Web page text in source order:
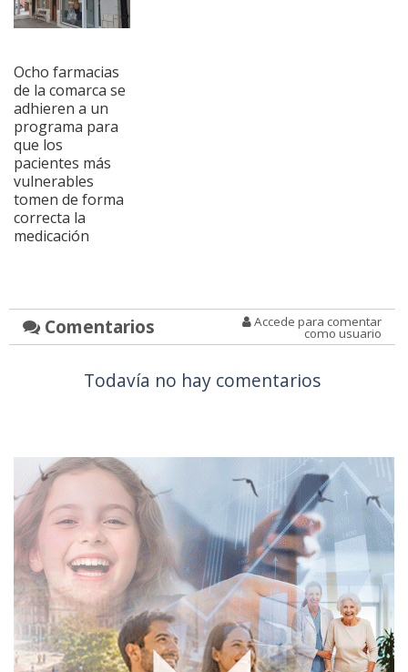
Ocho farmacias
de la comarca se
adhieren a un
programa para
que los
pacientes más
vulnerables
tomen de forma
correcta la
medicación
Comentarios Accede para comentar
como usuario
Todavía no hay comentarios